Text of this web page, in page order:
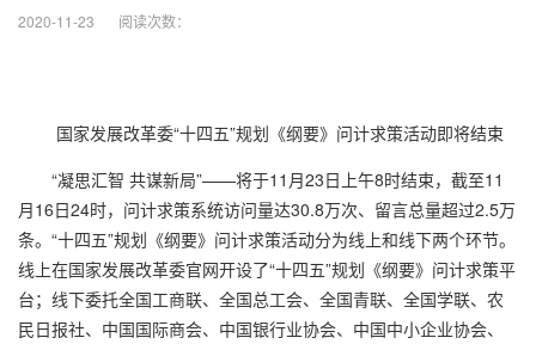
2020-11-23 阅读次数：
国家发展改革委“十四五”规划《纲要》问计求策活动即将结束
“凝思汇智 共谋新局”——将于11 月23日上午8时结束，截至11
月16日24时，问计求策系统访问量达30.8万次、留言总量超过2.5万
条。“十四五”规划《纲要》问计求策活动分为线上和线下两个环节。
线上在国家发展改革委官网开设了“十四五”规划《纲要》问计求策平
台；线下委托全国工商联、全国总工会、全国青联、全国学联、农
民日报社、中国国际商会、中国银行业协会、中国中小企业协会、